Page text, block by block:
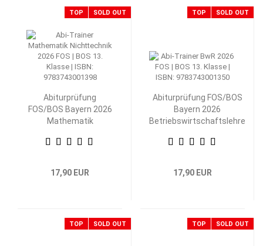
TOP SOLD OUT
Abiturprüfung
FOS/BOS Bayern 2026
Mathematik
Klasse
17,90 EUR
TOP SOLD OUT
Abiturprüfung FOS/BOS
Bayern 2026
Betriebswirtschaftslehre
Klasse
17,90 EUR
TOP SOLD OUT TOP SOLD OUT